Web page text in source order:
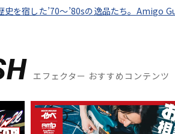
史を宿した’70～’80sの逸品たち。
エフェクター おすすめコンテンツ